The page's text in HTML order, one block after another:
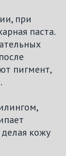
при
паста.
пигмент,
кожу